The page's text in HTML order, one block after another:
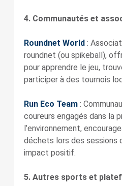
4. Communautés et
Roundnet World:
roundnet (ou spikeball),
pour apprendre le jeu,
participer à des tournois
Run Eco Team:
coureurs engagés dans la
l’environnement,
déchets lors des sessions
impact positif.
5. Autres sports et